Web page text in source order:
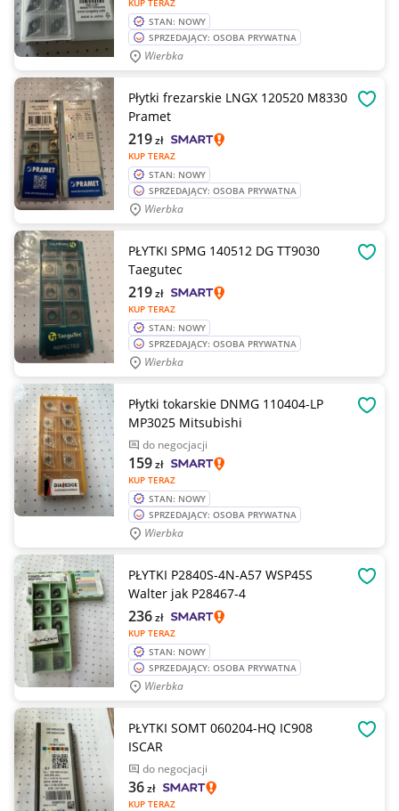
KUP TERAZ
STAN: NOWY
SPRZEDAJĄCY: OSOBA PRYWATNA
Wierbka
Płytki frezarskie LNGX 120520 M8330
Pramet
KUP TERAZ
219zł
STAN: NOWY
SPRZEDAJĄCY: OSOBA PRYWATNA
Wierbka
PŁYTKI SPMG 140512 DG TT9030
Taegutec
KUP TERAZ
219zł
STAN: NOWY
SPRZEDAJĄCY: OSOBA PRYWATNA
Wierbka
Płytki tokarskie DNMG 110404-LP
MP3025 Mitsubishi
do negocjacji
KUP TERAZ
159zł
STAN: NOWY
SPRZEDAJĄCY: OSOBA PRYWATNA
Wierbka
PŁYTKI P2840S-4N-A57 WSP45S
Walter jak P28467-4
KUP TERAZ
236zł
STAN: NOWY
SPRZEDAJĄCY: OSOBA PRYWATNA
Wierbka
PŁYTKI SOMT 060204-HQ IC908
ISCAR
do negocjacji
KUP TERAZ
36zł